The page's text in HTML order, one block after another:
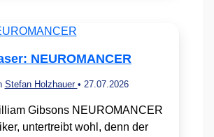
NEUROMANCER
Stefan Holzhauer • 27.07.2026
Gibsons NEUROMANCER
untertreibt wohl, denn der